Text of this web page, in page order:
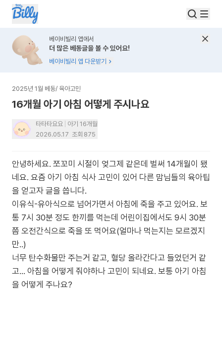
베이비빌리 앱에서
더 많은 베동글을 볼 수 있어요!
베이비빌리 앱 다운받기
2025년 1월 베동/ 육아고민
16개월 아기 아침 어떻게 주시나요
타타타요요
아기 16개월
2026.05.17 조회 875
안녕하세요. 쪼꼬미 시절이 엊그제 같은데 벌써 14개월이 됐
네요. 요즘 아기 아침 식사 고민이 있어 다른 맘님들의 육아팁
을 얻고자 글을 씁니다.
이유식-유아식으로 넘어가면서 아침에 죽을 주고 있어요. 보
통 7시 30분 정도 한끼를 먹는데 어린이집에서도 9시 30분
쯤 오전간식으로 죽을 또 먹어요(얼마나 먹는지는 모르겠지
만..)
너무 탄수화물만 주는거 같고, 혈당 올라간다고 들었던거 같
고... 아침을 어떻게 줘야하나 고민이 되네요. 보통 아기 아침